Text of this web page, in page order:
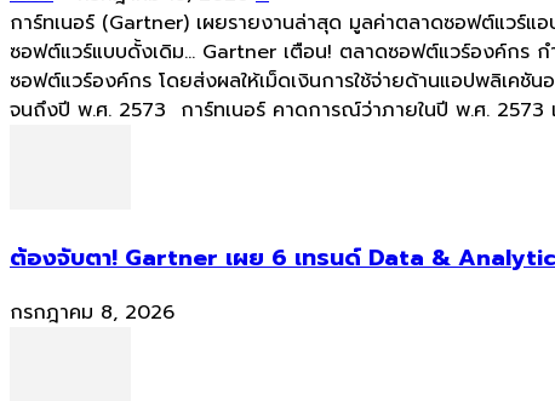
การ์ทเนอร์ (Gartner) เผยรายงานล่าสุด มูลค่าตลาดซอฟต์แวร์แ
ซอฟต์แวร์แบบดั้งเดิม... Gartner เตือน! ตลาดซอฟต์แวร์องค์กร
ซอฟต์แวร์องค์กร โดยส่งผลให้เม็ดเงินการใช้จ่ายด้านแอปพลิเค
จนถึงปี พ.ศ. 2573 การ์ทเนอร์ คาดการณ์ว่าภายในปี พ.ศ. 2573
ต้องจับตา! Gartner เผย 6 เทรนด์ Data &
กรกฎาคม 8, 2026